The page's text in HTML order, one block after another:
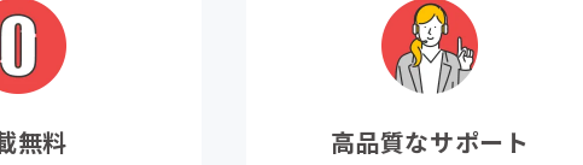
無料 高品質なサポート